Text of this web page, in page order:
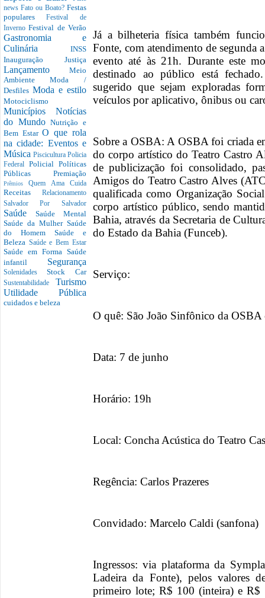
news Fato ou Boato? Festas
popularesFestival de
InvernoFestival de Verão
Gastronomia e
Culinária INSS
Inauguração Justiça
Lançamento Meio
AmbienteModa /
Desfiles Moda e estilo
Motociclismo
Municípios Notícias
do MundoNutrição e
Bem EstarO que rola
na cidade: Eventos e
Música Piscicultura Policia
Federal Policial Políticas
Públicas Premiação
PrêmiosQuem Ama Cuida
Receitas Relacionamento
Salvador Por Salvador
Saúde Saúde Mental
Saúde da Mulher Saúde
do Homem Saúde e
Beleza Saúde e Bem Estar
Saúde em Forma Saúde
infantil Segurança
SolenidadesStock Car
Sustentabilidade Turismo
Utilidade Pública
cuidados e beleza
Já a bilheteria física também
Fonte, com atendimento de segunda
evento até às 21h. Durante este
destinado ao público está
sugerido que sejam exploradas
veículos por aplicativo, ônibus ou
Sobre a OSBA: A OSBA foi criada
do corpo artístico do Teatro Castro
de publicização foi consolidado,
Amigos do Teatro Castro Alves
qualificada como Organização
corpo artístico público, sendo
Bahia, através da Secretaria de
do Estado da Bahia (Funceb).
Serviço:
O quê: São João Sinfônico da
Data: 7 de junho
Horário: 19h
Local: Concha Acústica do Teatro
Regência: Carlos Prazeres
Convidado: Marcelo Caldi (sanfona)
Ingressos: via plataforma da
Ladeira da Fonte), pelos valores
primeiro lote; R$ 100 (inteira) e R$